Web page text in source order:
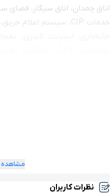
خدمات CIP، سیستم اعلام
مشاهده
نظرات کاربران